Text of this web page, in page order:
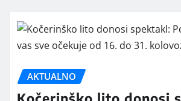
AKTUALNO